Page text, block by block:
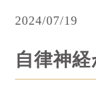
2024/07/19
自律神